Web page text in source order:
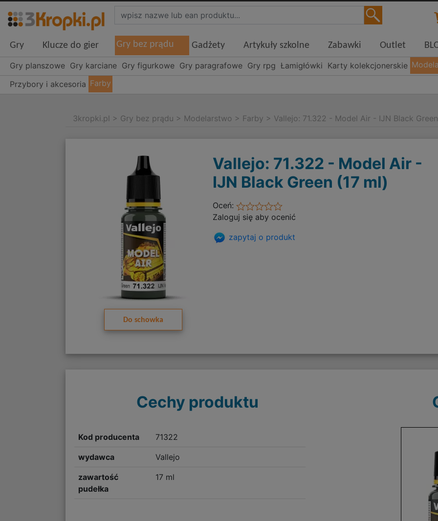
Gry Klucze do gier Gry bez prądu Gadżety Artykuły szkolne Zabawki Outlet
Gry planszowe Gry karciane Gry figurkowe Gry paragrafowe Gry rpg Łamigłówki Karty kolekcjonerskie
Przybory i akcesoria Farby
3kropki.pl > Gry bez prądu > Modelarstwo > Farby > Vallejo: 71.322 - Model Air - IJN Black
Do schowka
Vallejo: 71.322 - Model Air -
IJN Black Green (17 ml)
Oceń:
Zaloguj się aby ocenić
zapytaj o produkt
Cechy produktu
Kod producenta 71322
wydawca Vallejo
zawartość
pudełka
17 ml